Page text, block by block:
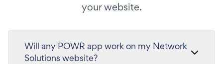
your website.
Will any POWR app work on my Network
Solutions website?